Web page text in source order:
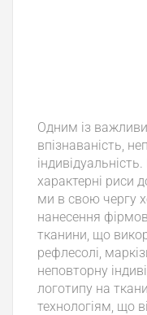
Одним із
впізнаваність,
індивідуальність.
характерні риси
ми в свою чергу
нанесення
тканини, що
рефлесолі,
неповторну
логотипу на
технологіям, що